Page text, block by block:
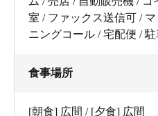
室 / ファックス送信可 /
ニングコール / 宅配便 / 駐
食事場所
[朝食] 広間 / [夕食] 広間